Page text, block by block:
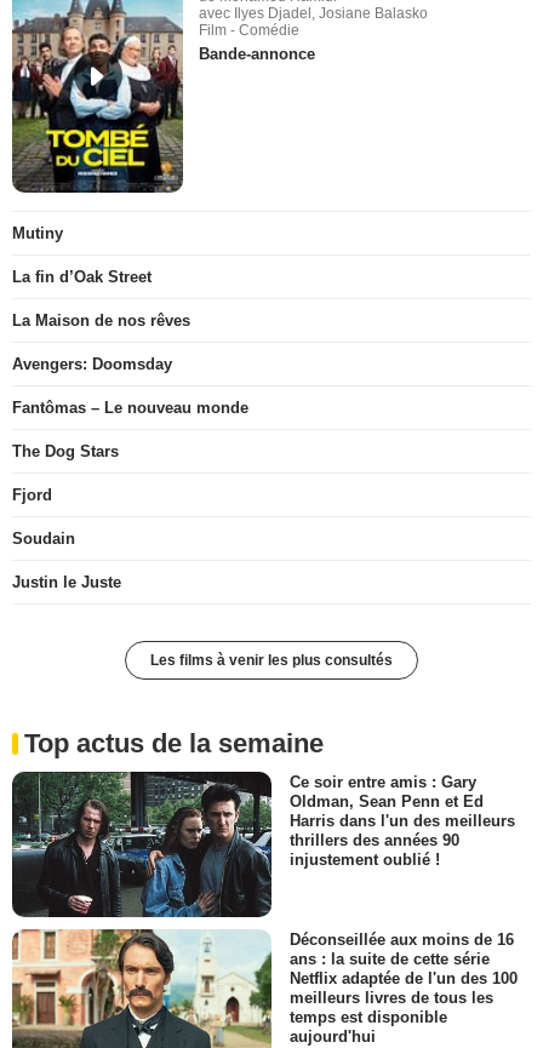
avec Ilyes Djadel, Josiane Balasko
Film - Comédie
Bande-annonce
Mutiny
La fin d’Oak Street
La Maison de nos rêves
Avengers: Doomsday
Fantômas – Le nouveau monde
The Dog Stars
Fjord
Soudain
Justin le Juste
Les films à venir les plus consultés
Top actus de la semaine
Ce soir entre amis : Gary
Oldman, Sean Penn et Ed
Harris dans l'un des meilleurs
thrillers des années 90
injustement oublié !
Déconseillée aux moins de 16
ans : la suite de cette série
Netflix adaptée de l'un des 100
meilleurs livres de tous les
temps est disponible
aujourd'hui